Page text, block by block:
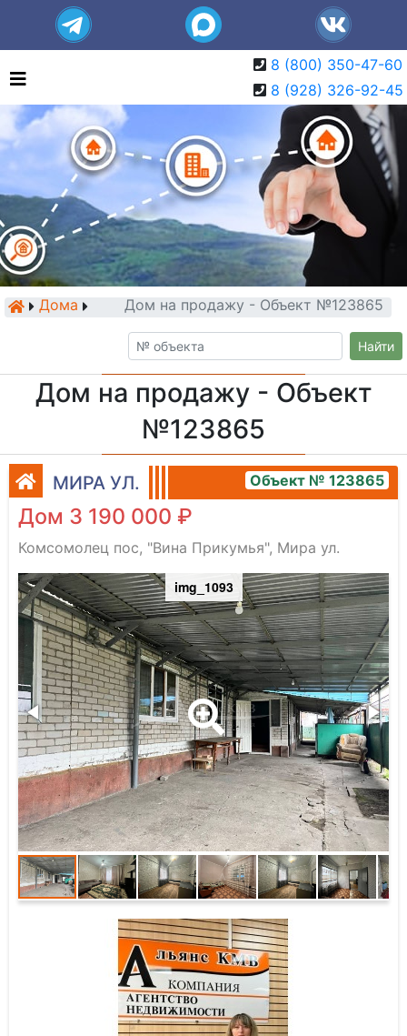
8 (800) 350-47-60
8 (928) 326-92-45
Дома Дом на продажу - Объект №123865
Найти
Дом на продажу - Объект
№123865
МИРА УЛ. Объект № 123865
Дом 3 190 000 ₽
Комсомолец пос, "Вина Прикумья", Мира ул.
img_1093